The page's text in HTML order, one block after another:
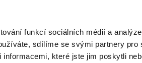
funkcí sociálních médií a
sdílíme se svými partnery
které jste jim poskytli